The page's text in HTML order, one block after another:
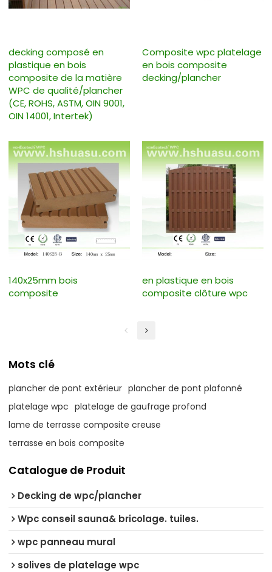
decking composé en
plastique en bois
composite de la matière
WPC de qualité/plancher
(CE, ROHS, ASTM, OIN 9001,
OIN 14001, Intertek)
Composite wpc platelage
en bois composite
decking/plancher
140x25mm bois
composite
en plastique en bois
composite clôture wpc
Mots clé
plancher de pont extérieur plancher de pont plafonné
platelage wpc platelage de gaufrage profond
lame de terrasse composite creuse
terrasse en bois composite
Catalogue de Produit
Decking de wpc/plancher
Wpc conseil sauna& bricolage. tuiles.
wpc panneau mural
solives de platelage wpc